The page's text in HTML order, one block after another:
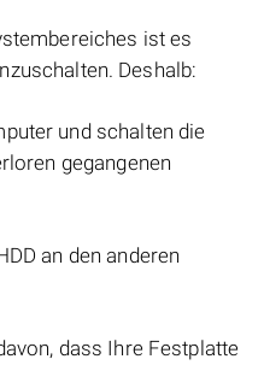
ist es
Deshalb:
und schalten die
gegangenen
an den anderen
dass Ihre Festplatte